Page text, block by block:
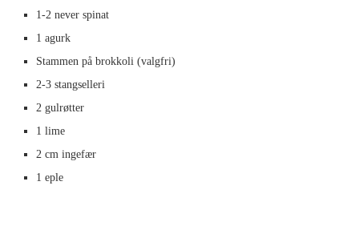
1-2 never spinat
1 agurk
Stammen på brokkoli (valgfri)
2-3 stangselleri
2 gulrøtter
1 lime
2 cm ingefær
1 eple